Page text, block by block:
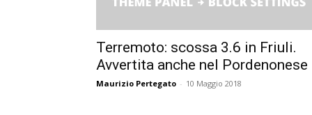
Terremoto: scossa 3.6 in Friuli.
Avvertita anche nel Pordenonese
Maurizio Pertegato - 10 Maggio 2018